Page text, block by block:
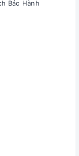
máy còn có móc
Bảo Hành